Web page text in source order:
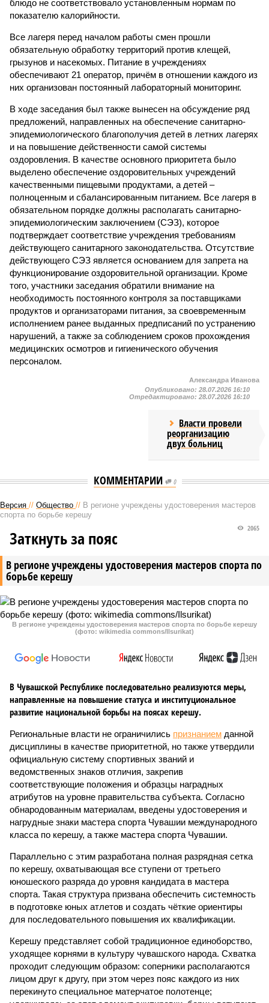
блюдо не соответствовало установленным нормам по
показателю калорийности.
Все лагеря перед началом работы смен прошли
обязательную обработку территорий против клещей,
грызунов и насекомых. Питание в учреждениях
обеспечивают 21 оператор, причём в отношении каждого из
них организован постоянный лабораторный мониторинг.
В ходе заседания был также вынесен на обсуждение ряд
предложений, направленных на обеспечение санитарно-
эпидемиологического благополучия детей в летних лагерях
и на повышение действенности самой системы
оздоровления. В качестве основного приоритета было
выделено обеспечение оздоровительных учреждений
качественными пищевыми продуктами, а детей –
полноценным и сбалансированным питанием. Все лагеря в
обязательном порядке должны располагать санитарно-
эпидемиологическим заключением (СЭЗ), которое
подтверждает соответствие учреждения требованиям
действующего санитарного законодательства. Отсутствие
действующего СЭЗ является основанием для запрета на
функционирование оздоровительной организации. Кроме
того, участники заседания обратили внимание на
необходимость постоянного контроля за поставщиками
продуктов и организаторами питания, за своевременным
исполнением ранее выданных предписаний по устранению
нарушений, а также за соблюдением сроков прохождения
медицинских осмотров и гигиенического обучения
персоналом.
Александра Иванова
Опубликовано: 28.07.2026 16:10
Отредактировано: 28.07.2026 16:10
Власти провели
реорганизацию
двух больниц
КОММЕНТАРИИ 0
Версия // Общество // В регионе учреждены удостоверения мастеров
спорта по борьбе керешу
В регионе учреждены удостоверения мастеров спорта по
борьбе керешу
2065
Заткнуть за пояс
В регионе учреждены удостоверения мастеров спорта по борьбе керешу
(фото: wikimedia commons/Ilsurikat)
В Чувашской Республике последовательно реализуются меры,
направленные на повышение статуса и институциональное
развитие национальной борьбы на поясах керешу.
Региональные власти не ограничились признанием данной
дисциплины в качестве приоритетной, но также утвердили
официальную систему спортивных званий и
ведомственных знаков отличия, закрепив
соответствующие положения и образцы наградных
атрибутов на уровне правительства субъекта. Согласно
обнародованным материалам, введены удостоверения и
нагрудные знаки мастера спорта Чувашии международного
класса по керешу, а также мастера спорта Чувашии.
Параллельно с этим разработана полная разрядная сетка
по керешу, охватывающая все ступени от третьего
юношеского разряда до уровня кандидата в мастера
спорта. Такая структура призвана обеспечить системность
в подготовке юных атлетов и создать чёткие ориентиры
для последовательного повышения их квалификации.
Керешу представляет собой традиционное единоборство,
уходящее корнями в культуру чувашского народа. Схватка
проходит следующим образом: соперники располагаются
лицом друг к другу, при этом через пояс каждого из них
перекинуто специальное матерчатое полотенце;